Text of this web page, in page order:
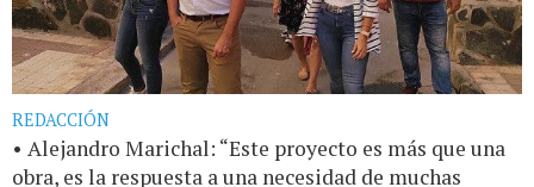
REDACCIÓN
• Alejandro Marichal: “Este proyecto es más que una
obra, es la respuesta a una necesidad de muchas